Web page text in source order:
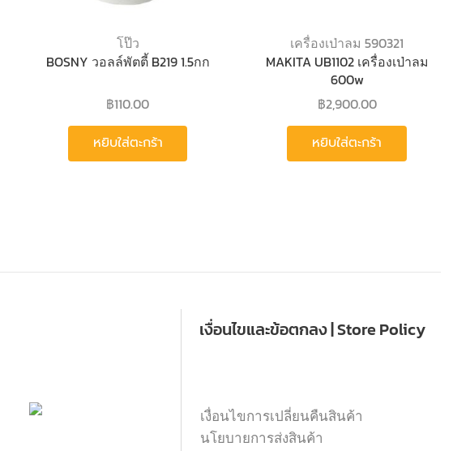
โป๊ว
BOSNY วอลล์พัตตี้ B219 1.5กก
฿110.00
หยิบใส่ตะกร้า
เครื่องเป่าลม 590321
MAKITA UB1102 เครื่องเป่าลม
600w
฿2,900.00
หยิบใส่ตะกร้า
เงื่อนไขและข้อตกลง | Store Policy
เงื่อนไขการเปลี่ยนคืนสินค้า
นโยบายการส่งสินค้า